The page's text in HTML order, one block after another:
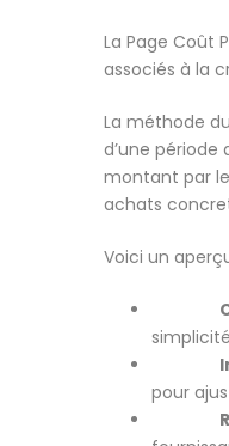
La Page Coût
associés à la
La méthode
d’une
montant par
achats
Voici un
pour